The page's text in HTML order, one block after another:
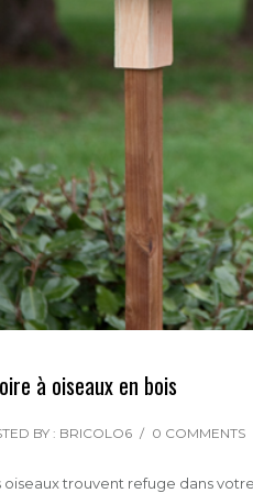
à oiseaux en bois
BY : BRICOLO6 / 0 COMMENTS
oiseaux trouvent refuge dans